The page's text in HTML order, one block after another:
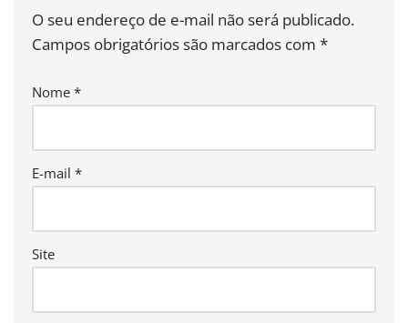
O seu endereço de e-mail não será publicado.
Campos obrigatórios são marcados com *
Nome *
E-mail *
Site